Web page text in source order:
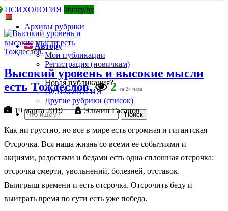
ПСИХОЛОГИЯ library.by
Архивы рубрики
Автору
Мои публикации
Регистрация (новичкам)
Новая публикация?
ПСИХОЛОГИЯ
Другие рубрики (список)
Высокий уровень и высокие мысли
есть Тождеслов.
2 за 24 часа
19 марта 2019 Эльчин Гасанов
Как ни грустно, но все в мире есть огромная и гигантская
Отсрочка. Вся наша жизнь со всеми ее событиями и
акциями, радостями и бедами есть одна сплошная отсрочка:
отсрочка смерти, увольнений, болезней, отставок.
Выигрыш времени и есть отсрочка. Отсрочить беду и
выиграть время по сути есть уже победа.